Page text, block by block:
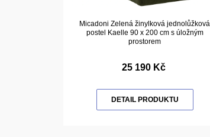
Micadoni Zelená žinylková jednolůžková
postel Kaelle 90 x 200 cm s úložným
prostorem
25 190 Kč
DETAIL PRODUKTU